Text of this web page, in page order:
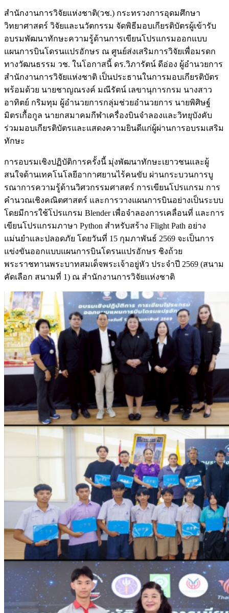
สำนักงานการวิจัยแห่งชาติ(วช.) กระทรวงการอุดมศึกษา
วิทยาศาสตร์ วิจัยและนวัตกรรม จัดพิธีมอบเกียรติบัตรผู้เข้ารับ
อบรมพัฒนาทักษะความรู้ด้านการเขียนโปรแกรมออกแบบ
แผนการบินโดรนแปรอักษร ณ ศูนย์ส่งเสริมการวิจัยเพื่อมรดก
ทางวัฒนธรรม วช. ในโอกาสนี้ ดร.วิภารัตน์ ดีอ่อง ผู้อำนวยการ
สำนักงานการวิจัยแห่งชาติ เป็นประธานในการมอบเกียรติบัตร
พร้อมด้วย นายชาญณรงค์ มณีรัตน์ เลขานุการกรม นางสาว
อาทิตย์ กริมทุม ผู้อำนวยการกลุ่มช่วยอำนวยการ นายพิศิษฐ์
มิตรเกื้อกูล นายกสมาคมกีฬาเครื่องบินจำลองและวิทยุบังคับ
ร่วมมอบเกียรติบัตรและแสดงความยินดีแก่ผู้ผ่านการอบรมเสริม
ทักษะ
การอบรมเชิงปฏิบัติการครั้งนี้ มุ่งพัฒนาทักษะเยาวชนและผู้
สนใจด้านเทคโนโลยีอากาศยานไร้คนขับ ผ่านกระบวนการบู
รณาการความรู้ด้านวิศวกรรมศาสตร์ การเขียนโปรแกรม การ
คำนวณเชิงคณิตศาสตร์ และการวางแผนการบินอย่างเป็นระบบ
โดยมีการใช้โปรแกรม Blender เพื่อจำลองการเคลื่อนที่ และการ
เขียนโปรแกรมภาษา Python สำหรับสร้าง Flight Path อย่าง
แม่นยำและปลอดภัย โดยวันที่ 15 กุมภาพันธ์ 2569 จะเป็นการ
แข่งขันออกแบบแผนการบินโดรนแปรอักษร ชิงถ้วย
พระราชทานพระบาทสมเด็จพระเจ้าอยู่หัว ประจำปี 2569 (สนาม
คัดเลือก สนามที่ 1) ณ สำนักงานการวิจัยแห่งชาติ